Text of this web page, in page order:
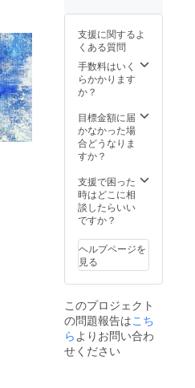
支援に関するよ
くある質問
手数料はいく
らかかります
か？
目標金額に届
かなかった場
合どうなりま
すか？
支援で困った
時はどこに相
談したらいい
ですか？
ヘルプページを
見る
このプロジェクト
の問題報告はこち
ら よりお問い合わ
せください